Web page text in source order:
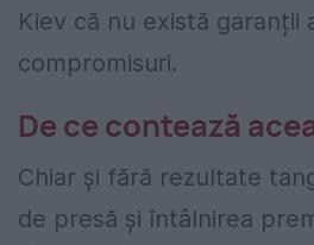
Kiev că nu există garanții
compromisuri.
De ce contează
Chiar și fără rezultate
de presă și întâlnirea